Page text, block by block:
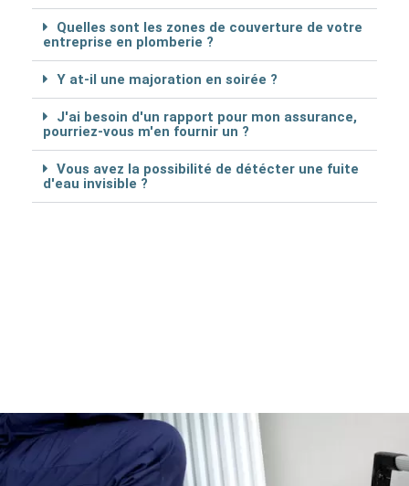
Quelles sont les zones de couverture de votre
entreprise en plomberie ?
Y at-il une majoration en soirée ?
J'ai besoin d'un rapport pour mon assurance,
pourriez-vous m'en fournir un ?
Vous avez la possibilité de détécter une fuite
d'eau invisible ?